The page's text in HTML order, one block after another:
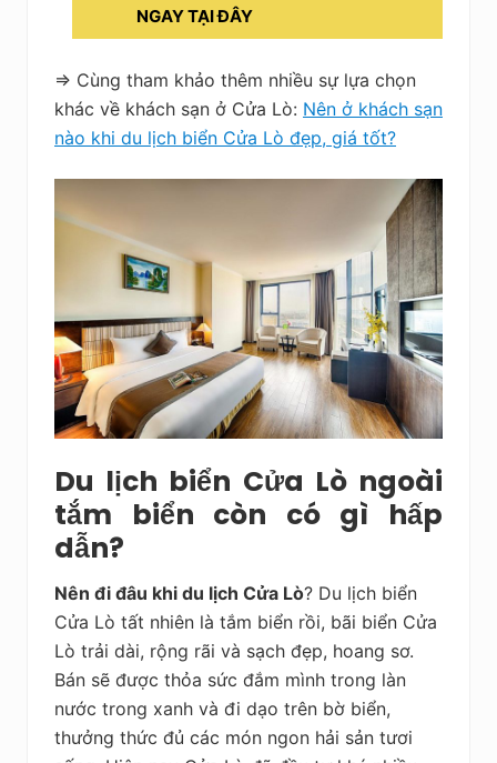
NGAY TẠI ĐÂY
=> Cùng tham khảo thêm nhiều sự lựa chọn
khác về khách sạn ở Cửa Lò: Nên ở khách sạn
nào khi du lịch biển Cửa Lò đẹp, giá tốt?
Du lịch biển Cửa Lò ngoài
tắm biển còn có gì hấp
dẫn?
Nên đi đâu khi du lịch Cửa Lò? Du lịch biển
Cửa Lò tất nhiên là tắm biển rồi, bãi biển Cửa
Lò trải dài, rộng rãi và sạch đẹp, hoang sơ.
Bán sẽ được thỏa sức đắm mình trong làn
nước trong xanh và đi dạo trên bờ biển,
thưởng thức đủ các món ngon hải sản tươi